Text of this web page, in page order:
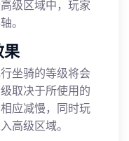
级区域中，玩家
。
果
坐骑的等级将会
取决于所使用的
应减慢，同时玩
高级区域。